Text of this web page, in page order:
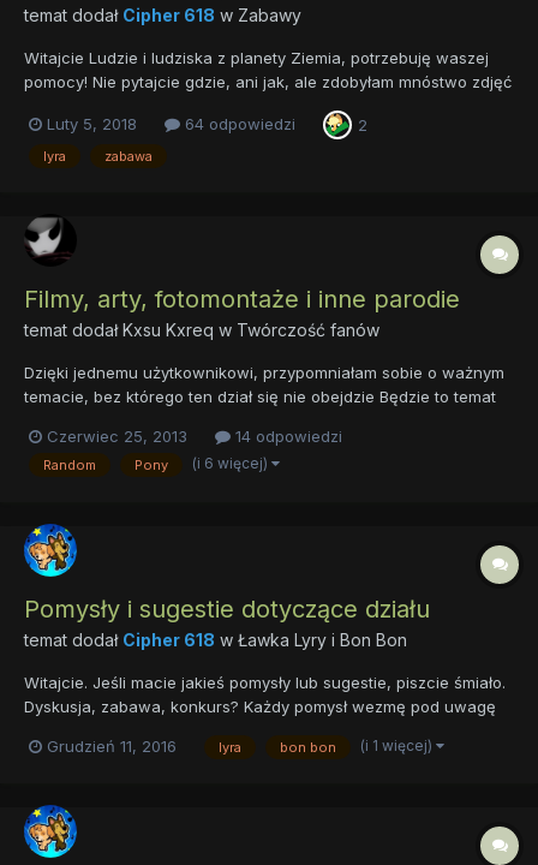
temat dodał Cipher 618 w Zabawy
Witajcie Ludzie i ludziska z planety Ziemia, potrzebuję waszej
pomocy! Nie pytajcie gdzie, ani jak, ale zdobyłam mnóstwo zdjęć
mam bladego pojęcia co na nich jest. Właśnie dlatego
postanowiłam połączyć przyjemne z pożytecznym i zagon...
Luty 5, 2018 64 odpowiedzi 2
lyra zabawa
Filmy, arty, fotomontaże i inne parodie
temat dodałKxsu Kxreq w Twórczość fanów
Dzięki jednemu użytkownikowi, przypomniałam sobie o ważnym
temacie, bez którego ten dział się nie obejdzie Będzie to temat
roli głównej Jeżeli chodzi o obrazki/komiksy to tutaj też można je
wstawiać, żeby nie zapychać niepotrzebnie temat z...
Czerwiec 25, 2013 14 odpowiedzi
Random Pony (i 6 więcej)
Pomysły i sugestie dotyczące działu
temat dodał Cipher 618 w Ławka Lyry i Bon Bon
Witajcie. Jeśli macie jakieś pomysły lub sugestie, piszcie śmiało.
Dyskusja, zabawa, konkurs? Każdy pomysł wezmę pod uwagę
Grudzień 11, 2016 lyra bon bon (i 1 więcej)